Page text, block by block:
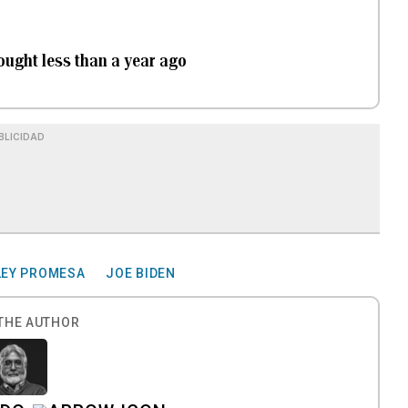
less than a year ago
PROMESA JOE BIDEN
AUTHOR